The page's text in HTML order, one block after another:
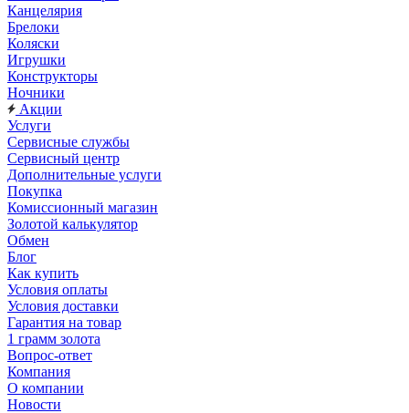
Канцелярия
Брелоки
Коляски
Игрушки
Конструкторы
Ночники
Акции
Услуги
Сервисные службы
Сервисный центр
Дополнительные услуги
Покупка
Комиссионный магазин
Золотой калькулятор
Обмен
Блог
Как купить
Условия оплаты
Условия доставки
Гарантия на товар
1 грамм золота
Вопрос-ответ
Компания
О компании
Новости